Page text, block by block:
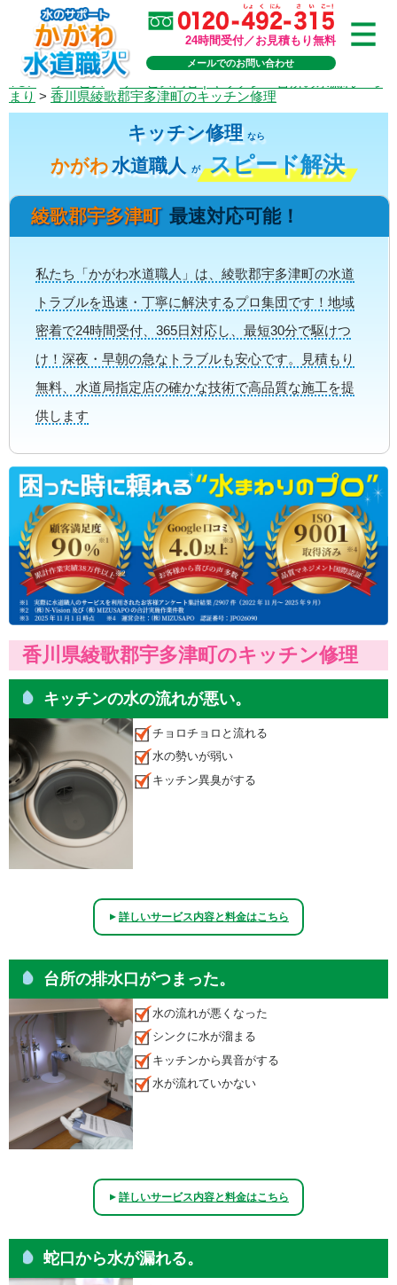
24時間受付／お見積もり無料
メールでのお問い合わせ
TOP>サービス>
サービス内容 | キッチン・台所の水漏れ・つ
まり > 香川県綾歌郡宇多津町のキッチン修理
キッチン修理 なら
かがわ水道職人 が スピード解決
綾歌郡宇多津町 最速対応可能！
私たち「かがわ水道職人」は、綾歌郡宇多津町の水道
トラブルを迅速・丁寧に解決するプロ集団です！地域
密着で24時間受付、365日対応し、最短30分で駆けつ
け！深夜・早朝の急なトラブルも安心です。見積もり
無料、水道局指定店の確かな技術で高品質な施工を提
供します
香川県綾歌郡宇多津町のキッチン修理
キッチンの水の流れが悪い。
チョロチョロと流れる
水の勢いが弱い
キッチン異臭がする
▲詳しいサービス内容と料金はこちら
台所の排水口がつまった。
水の流れが悪くなった
シンクに水が溜まる
キッチンから異音がする
水が流れていかない
▲詳しいサービス内容と料金はこちら
蛇口から水が漏れる。